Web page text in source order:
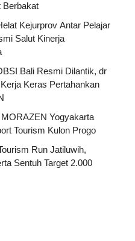
Berbakat
Kejurprov Antar Pelajar
Salut Kinerja
Bali Resmi Dilantik, dr
Keras Pertahankan
Yogyakarta
Tourism Kulon Progo
Run Jatiluwih,
Sentuh Target 2.000